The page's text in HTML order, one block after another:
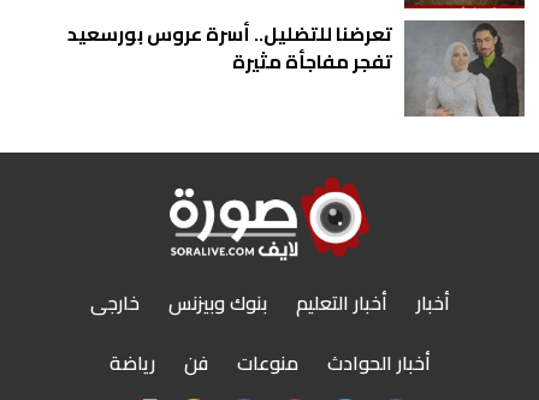
تعرضنا للتضليل.. أسرة عروس بورسعيد
تفجر مفاجأة مثيرة
أخبار أخبار التعليم بنوك وبيزنس
خارجى
أخبار الحوادث
منوعات فن
رياضة